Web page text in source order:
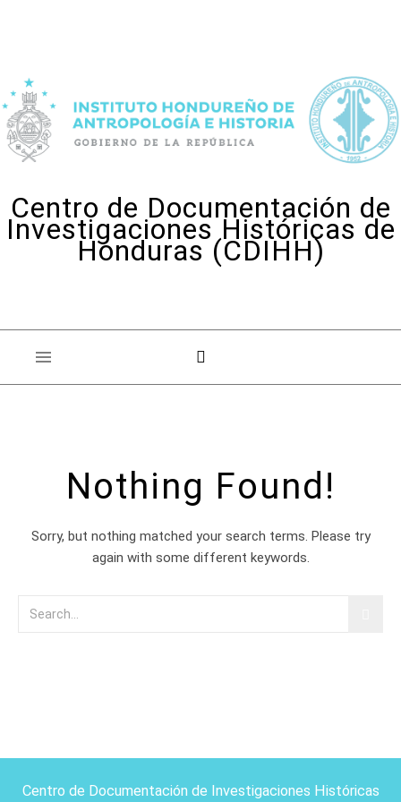
Centro de Documentación de
Investigaciones Históricas de
Honduras (CDIHH)
Nothing Found!
Sorry, but nothing matched your search terms. Please try
again with some different keywords.
Centro de Documentación de Investigaciones Históricas